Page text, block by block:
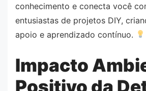
conhecimento e conecta você
entusiastas de projetos DIY,
apoio e aprendizado contínuo.
Impacto
Positivo da